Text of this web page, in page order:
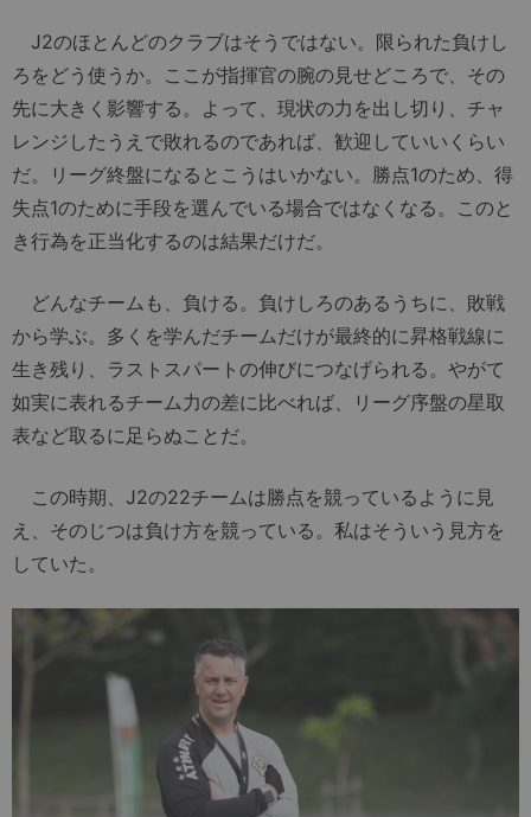
J2のほとんどのクラブはそうではない。限られた負けし
ろをどう使うか。ここが指揮官の腕の見せどころで、その
先に大きく影響する。よって、現状の力を出し切り、チャ
レンジしたうえで敗れるのであれば、歓迎していいくらい
だ。リーグ終盤になるとこうはいかない。勝点1のため、得
失点1のために手段を選んでいる場合ではなくなる。このと
き行為を正当化するのは結果だけだ。
どんなチームも、負ける。負けしろのあるうちに、敗戦
から学ぶ。多くを学んだチームだけが最終的に昇格戦線に
生き残り、ラストスパートの伸びにつなげられる。やがて
如実に表れるチーム力の差に比べれば、リーグ序盤の星取
表など取るに足らぬことだ。
この時期、J2の22チームは勝点を競っているように見
え、そのじつは負け方を競っている。私はそういう見方を
していた。